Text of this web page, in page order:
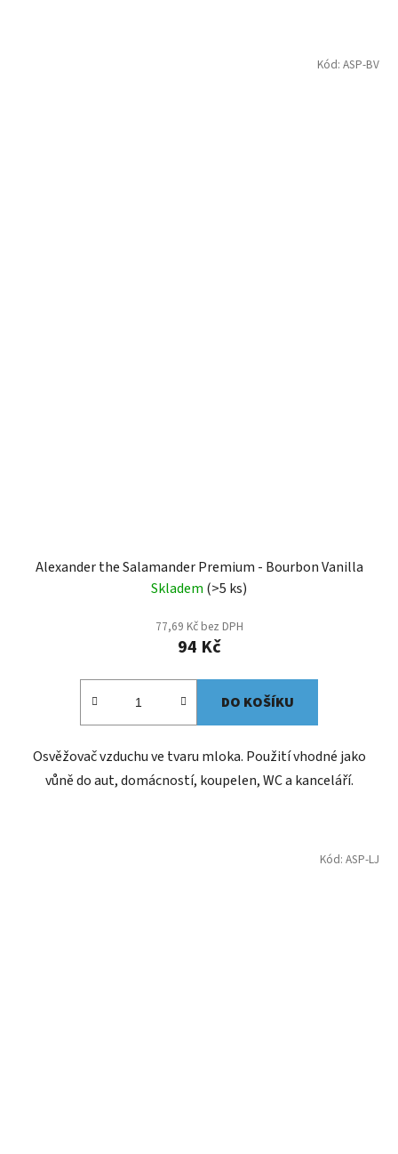
Alexander the Salamander Premium - Bourbon Vanilla
Skladem (>5 ks)
77,69 Kč bez DPH
94 Kč
DO KOŠÍKU
Osvěžovač vzduchu ve tvaru mloka. Použití vhodné jako
vůně do aut, domácností, koupelen, WC a kanceláří.
Kód: ASP-BV
Kód: ASP-LJ